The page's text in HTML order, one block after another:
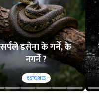
सर्पले डसेमा के गर्ने, के
नगर्ने ?
6STORIES